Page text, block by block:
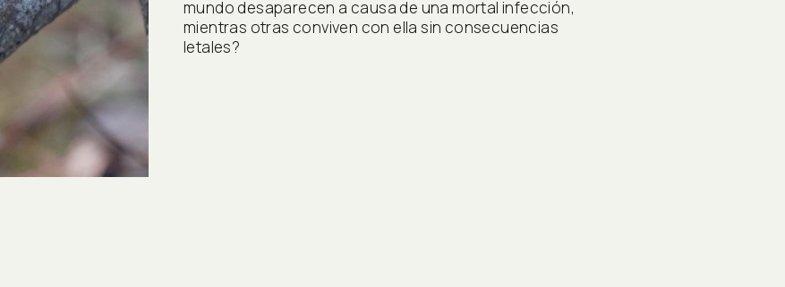
mundo desaparecen a causa de una mortal infección,
mientras otras conviven con ella sin consecuencias
letales?